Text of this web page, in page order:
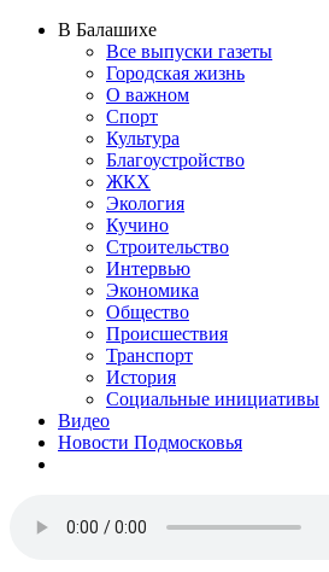
В Балашихе
Все выпуски газеты
Городская жизнь
О важном
Спорт
Культура
Благоустройство
ЖКХ
Экология
Кучино
Строительство
Интервью
Экономика
Общество
Происшествия
Транспорт
История
Социальные инициативы
Видео
Новости Подмосковья